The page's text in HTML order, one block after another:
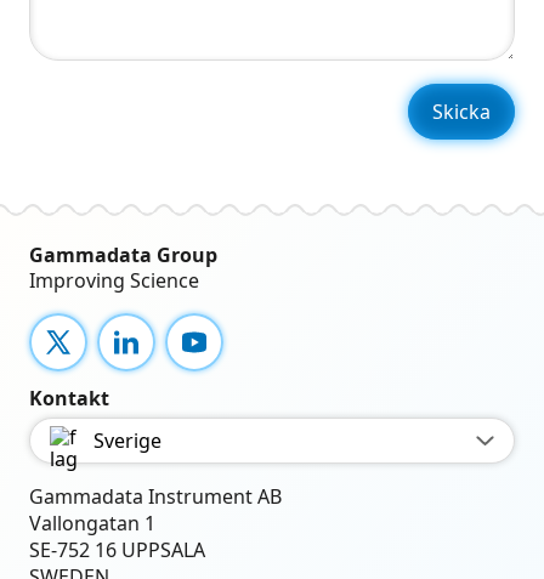
Gammadata Group
Improving Science
X LinkedInYouTube
Kontakt
Sverige
Gammadata Instrument AB
Vallongatan 1
SE-752 16 UPPSALA